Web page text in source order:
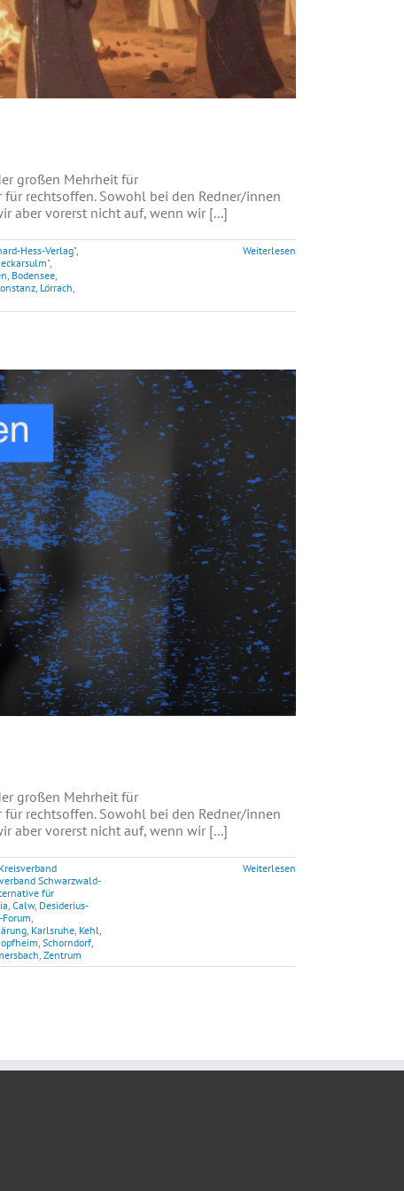
großen Mehrheit für
rechtsoffen. Sowohl bei den Redner/innen
aber vorerst nicht auf, wenn wir [...]
Hess-Verlag",
,
, Bodensee,
, Lörrach,
Weiterlesen
großen Mehrheit für
rechtsoffen. Sowohl bei den Redner/innen
aber vorerst nicht auf, wenn wir [...]
Schwarzwald-
für
, Calw, Desiderius-
Forum,
, Karlsruhe, Kehl,
, Schorndorf,
, Zentrum
Weiterlesen